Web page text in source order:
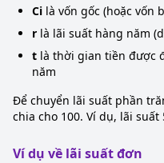
Ci là vốn gốc (hoặc vốn
r là lãi suất hàng năm
t là thời gian tiền được
năm
Để chuyển lãi suất phần
chia cho 100. Ví dụ, lãi
Ví dụ về lãi suất đơn